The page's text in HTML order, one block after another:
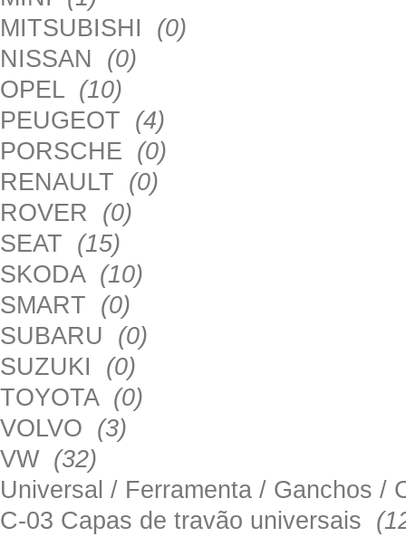
MITSUBISHI (0)
NISSAN (0)
OPEL (10)
PEUGEOT (4)
PORSCHE (0)
RENAULT (0)
ROVER (0)
SEAT (15)
SKODA (10)
SMART (0)
SUBARU (0)
SUZUKI (0)
TOYOTA (0)
VOLVO (3)
VW (32)
Universal / Ferramenta / Ganchos
C-03 Capas de travão universais